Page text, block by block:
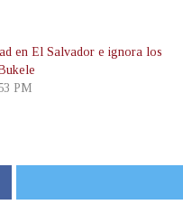
en El Salvador e ignora los
PM